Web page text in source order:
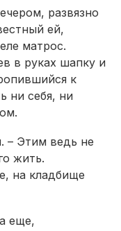
развязно
ей,
матрос.
в руках шапку и
к
ни себя, ни
– Этим ведь не
жить.
на кладбище
еще,